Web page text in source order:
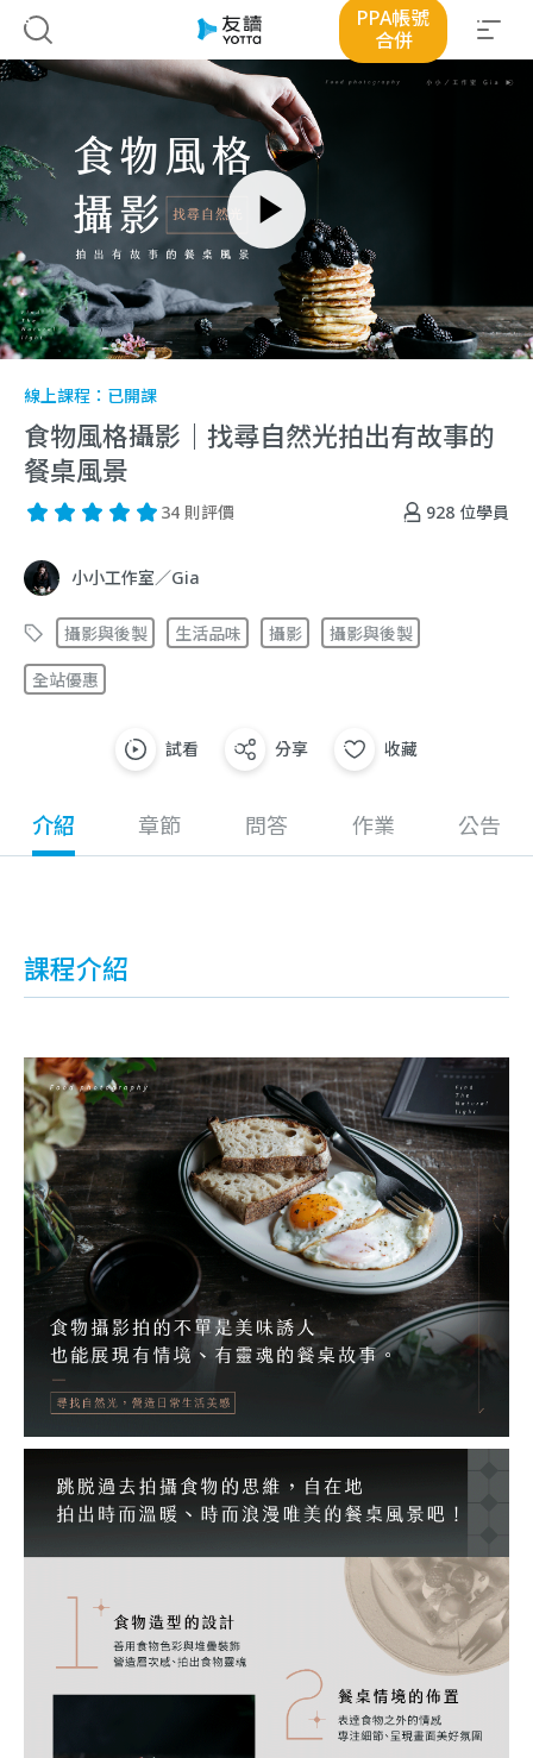
PPA帳號
合併
線上課程： 已開課
食物風格攝影｜找尋自然光拍出有故事的
餐桌風景
928 位學員
34 則評價
小小工作室／Gia
攝影與後製 生活品味 攝影 攝影與後製
全站優惠
試看 分享 收藏
介紹 章節 問答 作業 公告
課程介紹